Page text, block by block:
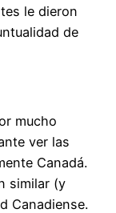
le dieron
de
mucho
ver las
Canadá.
similar (y
Canadiense.